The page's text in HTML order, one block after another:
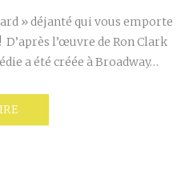
» déjanté qui vous emporte
l’œuvre de Ron Clark
a été créée à Broadway…